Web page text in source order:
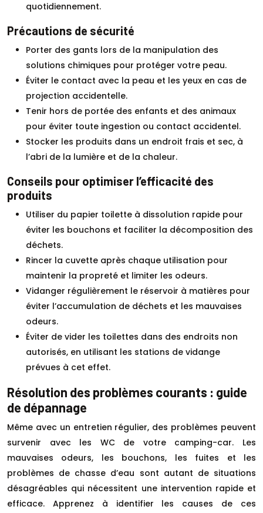
quotidiennement.
Précautions de sécurité
Porter des gants lors de la manipulation des
solutions chimiques pour protéger votre peau.
Éviter le contact avec la peau et les yeux en cas de
projection accidentelle.
Tenir hors de portée des enfants et des animaux
pour éviter toute ingestion ou contact accidentel.
Stocker les produits dans un endroit frais et sec, à
l’abri de la lumière et de la chaleur.
Conseils pour optimiser l’efficacité des
produits
Utiliser du papier toilette à dissolution rapide pour
éviter les bouchons et faciliter la décomposition des
déchets.
Rincer la cuvette après chaque utilisation pour
maintenir la propreté et limiter les odeurs.
Vidanger régulièrement le réservoir à matières pour
éviter l’accumulation de déchets et les mauvaises
odeurs.
Éviter de vider les toilettes dans des endroits non
autorisés, en utilisant les stations de vidange
prévues à cet effet.
Résolution des problèmes courants : guide
de dépannage
Même avec un entretien régulier, des problèmes peuvent
survenir avec les WC de votre camping-car. Les
mauvaises odeurs, les bouchons, les fuites et les
problèmes de chasse d’eau sont autant de situations
désagréables qui nécessitent une intervention rapide et
efficace. Apprenez à identifier les causes de ces